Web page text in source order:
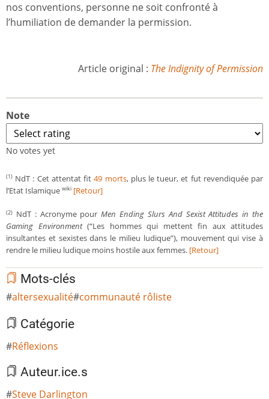
nos conventions, personne ne soit confronté à
l’humiliation de demander la permission.
Article original : The Indignity of Permission
Note
No votes yet
(1) NdT : Cet attentat fit49 morts, plus le tueur, et fut revendiquée par
l’Etat Islamique wiki [Retour]
(2) NdT : Acronyme pourMen Ending Slurs And Sexist Attitudes in the
Gaming Environment(“Les hommes qui mettent fin aux attitudes
insultantes et sexistes dans le milieu ludique”), mouvement qui vise à
rendre le milieu ludique moins hostile aux femmes. [Retour]
Mots-clés
altersexualité communauté rôliste
Catégorie
Réflexions
Auteur.ice.s
Steve Darlington